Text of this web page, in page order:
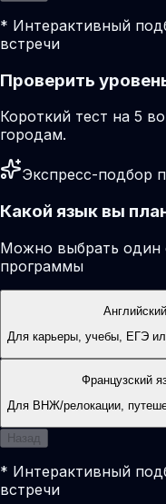
* Интерактивный
встречи
Проверить
Короткий тест на 5
городам.
Экспресс-подбор
Какой язык вы
Можно выбрать один
программы
Для карьеры, учебы, ЕГЭ
Французский
Для ВНЖ/релокации,
Назад
* Интерактивный
встречи